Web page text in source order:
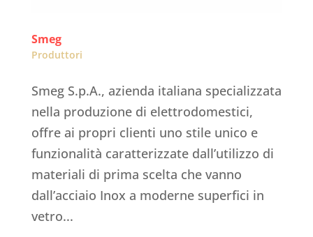
Smeg
Produttori
Smeg S.p.A., azienda italiana specializzata
nella produzione di elettrodomestici,
offre ai propri clienti uno stile unico e
funzionalità caratterizzate dall’utilizzo di
materiali di prima scelta che vanno
dall’acciaio Inox a moderne superfici in
vetro...